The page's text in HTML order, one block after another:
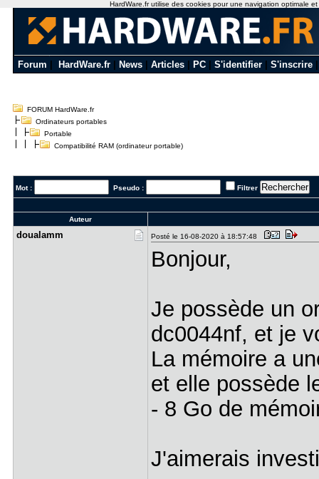
Forum HardWare.fr News Articles PC S'identifier S'inscrire
FORUM HardWare.fr
Ordinateurs portables
Portable
Compatibilité RAM (ordinateur portable)
Mot : Pseudo : Filtrer
Auteur
doualamm Posté le 16-08-2020 à 18:57:48
Bonjour,
Je possède un
dc0044nf, et je
La mémoire a
et elle possède
- 8 Go de
J'aimerais
HardWare.fr utilise des cookies pour une navigation optimale